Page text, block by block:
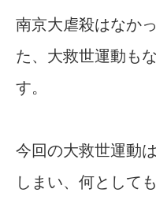
南京大虐殺はなか
た、大救世運動も
す。
今回の大救世運動
しまい、何として